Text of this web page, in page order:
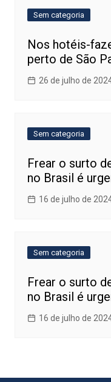
Sem categoria
Nos hotéis-
perto de São
26 de julho de
Sem categoria
Frear o surto
no Brasil é
16 de julho de
Sem categoria
Frear o surto
no Brasil é
16 de julho de